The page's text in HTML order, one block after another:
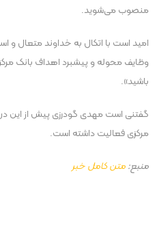
منصوب می‌شوید.
امید است با اتکال به خداوند متعال و
وظایف محوله و پیشبرد اهداف بانک
باشید».
گفتنی است مهدی گودرزی پیش از این
مرکزی فعالیت داشته است.
منبع:متن کامل خبر